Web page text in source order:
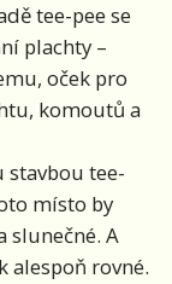
tee-pee se
plachty –
oček pro
komoutů a
stavbou tee-
místo by
slunečné. A
alespoň rovné.